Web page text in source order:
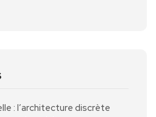
: l’architecture discrète